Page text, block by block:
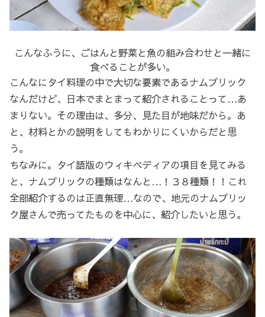
こんなふうに、ごはんと野菜と魚の組み合わせと一緒に
食べることが多い。
こんなにタイ料理の中で大切な要素であるナムプリック
なんだけど、日本でまとまって紹介されることって…あ
まりない。その理由は、多分、見た目が地味だから。あ
と、材料とかの説明をしてもわかりにくいからだと思
う。
ちなみに。タイ語版のウィキペディアの項目を見てみる
と、ナムプリックの種類はなんと…！３８種類！！これ
全部紹介するのは正直無理…なので、地元のナムプリッ
ク屋さんで売ってたものを中心に、紹介したいと思う。